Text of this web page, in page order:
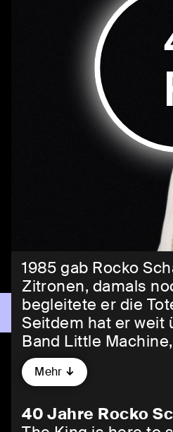
1985 gab Rocko
Zitronen, damals
begleitete er die
Seitdem hat er weit
Band Little
10 Bücher
gegründet und
nennen dürfen –
Mehr
40 Jahre Rocko